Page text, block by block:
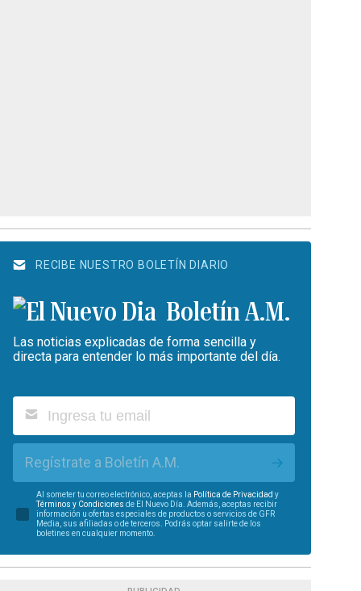
RECIBE NUESTRO BOLETÍN DIARIO
Boletín A.M.
Las noticias explicadas de forma sencilla y
directa para entender lo más importante del día.
Regístrate a Boletín A.M.
Al someter tu correo electrónico, aceptas la Política de Privacidad y
Términos y Condiciones de El Nuevo Día. Además, aceptas recibir
información u ofertas especiales de productos o servicios de GFR
Media, sus afiliadas o de terceros. Podrás optar salirte de los
boletines en cualquier momento.